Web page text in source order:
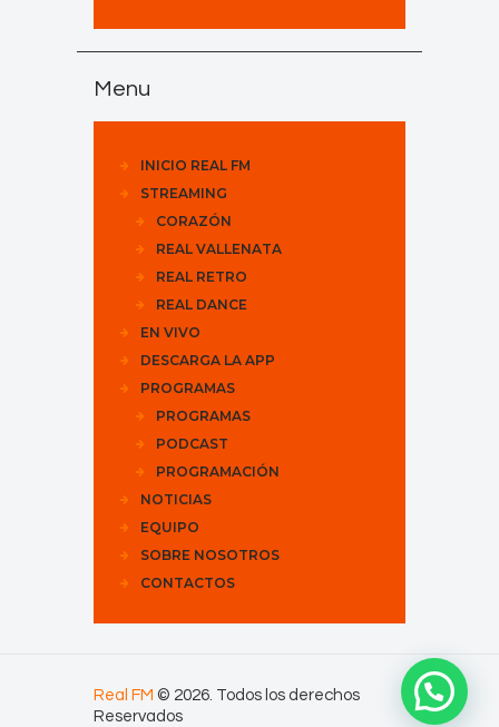
Menu
INICIO REAL FM
STREAMING
CORAZÓN
REAL VALLENATA
REAL RETRO
REAL DANCE
EN VIVO
DESCARGA LA APP
PROGRAMAS
PROGRAMAS
PODCAST
PROGRAMACIÓN
NOTICIAS
EQUIPO
SOBRE NOSOTROS
CONTACTOS
Real FM © 2026. Todos los derechos
Reservados